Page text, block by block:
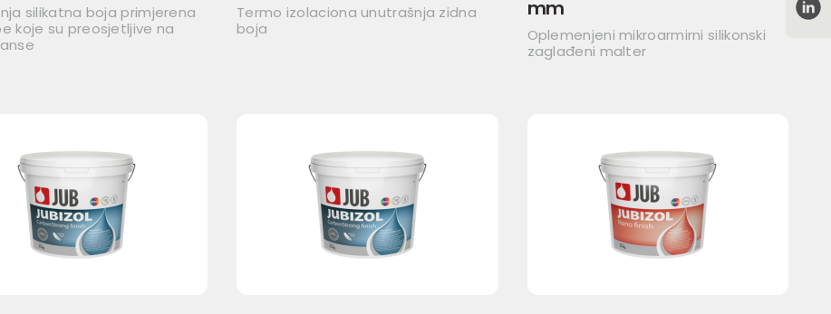
silikatna boja primjerena
koje su preosjetljive na
Termo izolaciona unutrašnja zidna
boja
mm
Oplemenjeni mikroarmirni silikonski
zaglađeni malter